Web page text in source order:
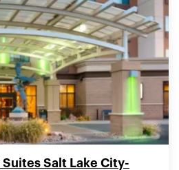
Suites Salt Lake City-